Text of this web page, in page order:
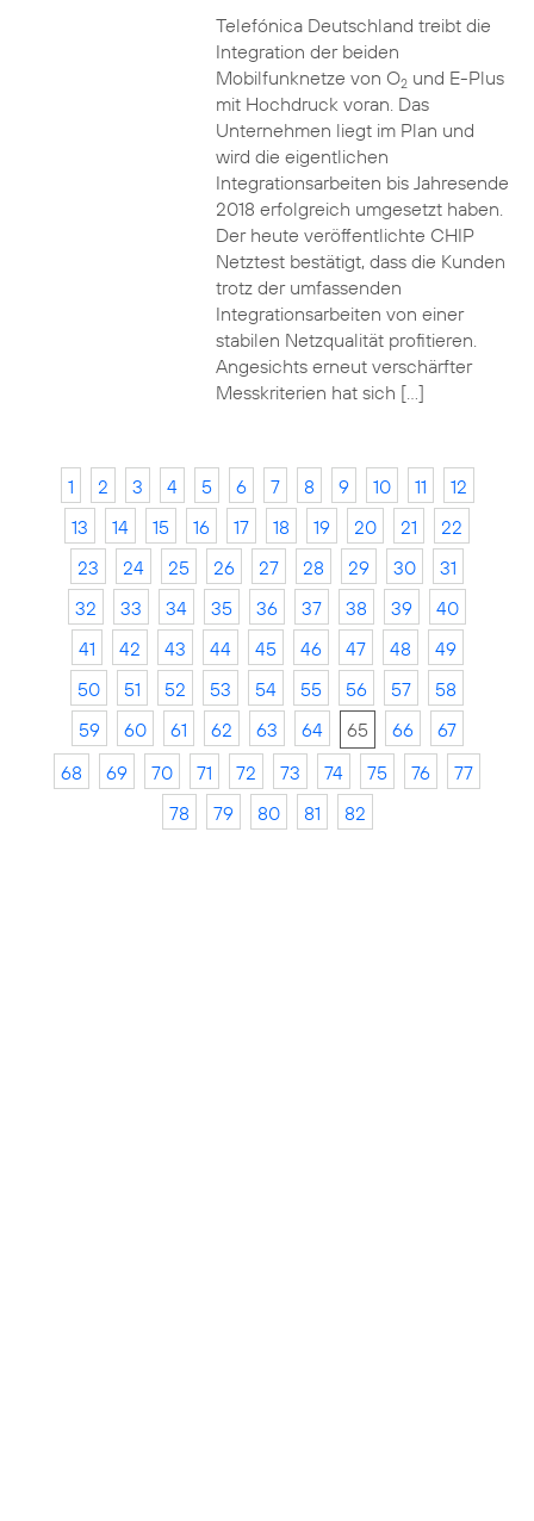
Telefónica Deutschland treibt die
Integration der beiden
Mobilfunknetze von O2und E-Plus
mit Hochdruck voran. Das
Unternehmen liegt im Plan und
wird die eigentlichen
Integrationsarbeiten bis Jahresende
2018 erfolgreich umgesetzt haben.
Der heute veröffentlichte CHIP
Netztest bestätigt, dass die Kunden
trotz der umfassenden
Integrationsarbeiten von einer
stabilen Netzqualität profitieren.
Angesichts erneut verschärfter
Messkriterien hat sich […]
1 2 3 4 5 6 7 8 9 10 11
12
13
14 15 16 17 18 19 20 21
22
23
24 25 26 27 28 29 30
31
32
33 34 35 36 37 38 39
40
41
42 43 44 45 46 47 48
49
50
51 52 53 54 55 56 57
58
59
60 61 62 63 64 65 66
67
68
69 70 71 72 73 74 75 76
77
78
79 80 81 82